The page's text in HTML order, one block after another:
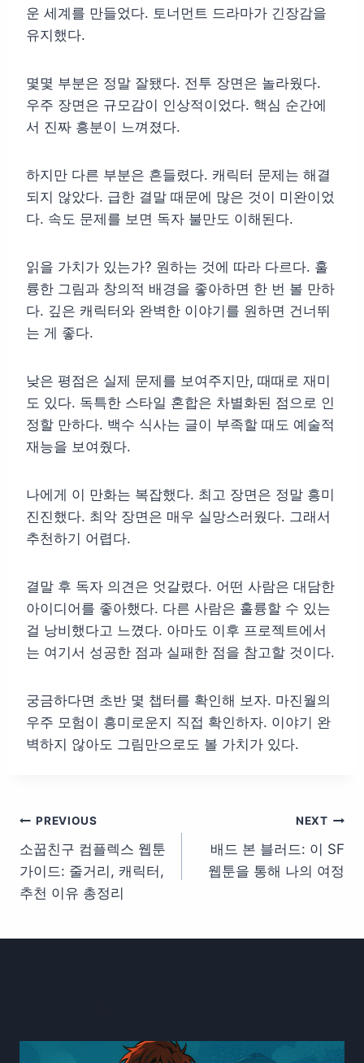
운 세계를 만들었다. 토너먼트 드라마가 긴장감을
유지했다.
몇몇 부분은 정말 잘됐다. 전투 장면은 놀라웠다.
우주 장면은 규모감이 인상적이었다. 핵심 순간에
서 진짜 흥분이 느껴졌다.
하지만 다른 부분은 흔들렸다. 캐릭터 문제는 해결
되지 않았다. 급한 결말 때문에 많은 것이 미완이었
다. 속도 문제를 보면 독자 불만도 이해된다.
읽을 가치가 있는가? 원하는 것에 따라 다르다. 훌
륭한 그림과 창의적 배경을 좋아하면 한 번 볼 만하
다. 깊은 캐릭터와 완벽한 이야기를 원하면 건너뛰
는 게 좋다.
낮은 평점은 실제 문제를 보여주지만, 때때로 재미
도 있다. 독특한 스타일 혼합은 차별화된 점으로 인
정할 만하다. 백수 식사는 글이 부족할 때도 예술적
재능을 보여줬다.
나에게 이 만화는 복잡했다. 최고 장면은 정말 흥미
진진했다. 최악 장면은 매우 실망스러웠다. 그래서
추천하기 어렵다.
결말 후 독자 의견은 엇갈렸다. 어떤 사람은 대담한
아이디어를 좋아했다. 다른 사람은 훌륭할 수 있는
걸 낭비했다고 느꼈다. 아마도 이후 프로젝트에서
는 여기서 성공한 점과 실패한 점을 참고할 것이다.
궁금하다면 초반 몇 챕터를 확인해 보자. 마진월의
우주 모험이 흥미로운지 직접 확인하자. 이야기 완
벽하지 않아도 그림만으로도 볼 가치가 있다.
글
탐
색
PREVIOUS
소꿉친구 컴플렉스 웹툰
가이드: 줄거리, 캐릭터,
추천 이유 총정리
NEXT
배드 본 블러드: 이 SF
웹툰을 통해 나의 여정